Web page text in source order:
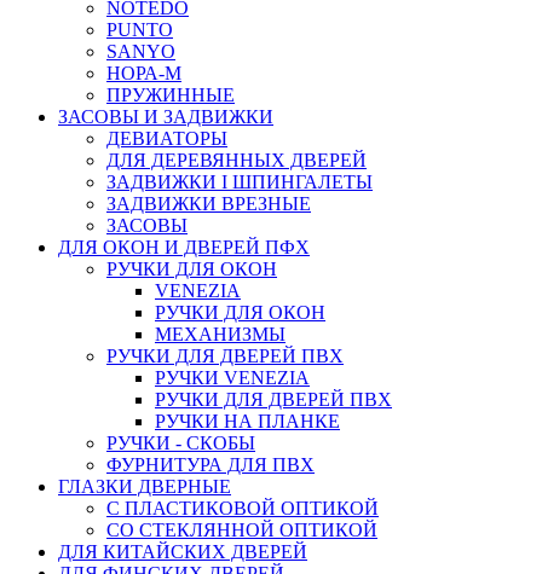
NOTEDO
PUNTO
SANYO
НОРА-М
ПРУЖИННЫЕ
ЗАСОВЫ И ЗАДВИЖКИ
ДЕВИАТОРЫ
ДЛЯ ДЕРЕВЯННЫХ ДВЕРЕЙ
ЗАДВИЖКИ I ШПИНГАЛЕТЫ
ЗАДВИЖКИ ВРЕЗНЫЕ
ЗАСОВЫ
ДЛЯ ОКОН И ДВЕРЕЙ ПФХ
РУЧКИ ДЛЯ ОКОН
VENEZIA
РУЧКИ ДЛЯ ОКОН
МЕХАНИЗМЫ
РУЧКИ ДЛЯ ДВЕРЕЙ ПВХ
РУЧКИ VENEZIA
РУЧКИ ДЛЯ ДВЕРЕЙ ПВХ
РУЧКИ НА ПЛАНКЕ
РУЧКИ - СКОБЫ
ФУРНИТУРА ДЛЯ ПВХ
ГЛАЗКИ ДВЕРНЫЕ
С ПЛАСТИКОВОЙ ОПТИКОЙ
СО СТЕКЛЯННОЙ ОПТИКОЙ
ДЛЯ КИТАЙСКИХ ДВЕРЕЙ